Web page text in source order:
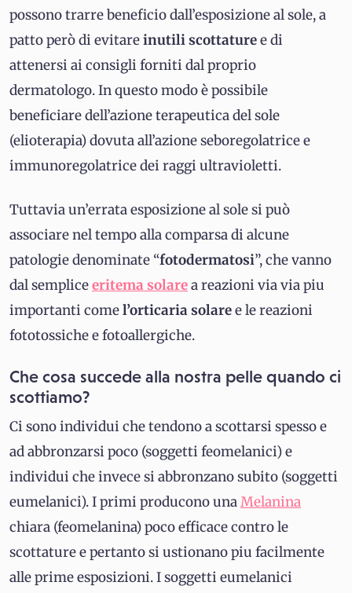
possono trarre beneficio dall’esposizione al sole, a
patto però di evitareinutiliscottaturee di
attenersi ai consigli forniti dal proprio
dermatologo. In questo modo è possibile
beneficiare dell’azione terapeutica del sole
(elioterapia) dovuta all’azione seboregolatrice e
immunoregolatrice dei raggi ultravioletti.
Tuttavia un’errata esposizione al sole si può
associare nel tempo alla comparsa di alcune
patologie denominate “fotodermatosi”, che vanno
dal sempliceeritema solarea reazioni via via piu
importanti comel’orticariasolaree le reazioni
fototossiche e fotoallergiche.
Che cosa succede alla nostra pelle quando ci
scottiamo?
Ci sono individui che tendono a scottarsi spesso e
ad abbronzarsi poco (soggetti feomelanici) e
individui che invece si abbronzano subito (soggetti
eumelanici). I primi producono unaMelanina
chiara (feomelanina) poco efficace contro le
scottature e pertanto si ustionano piu facilmente
alle prime esposizioni. I soggetti eumelanici